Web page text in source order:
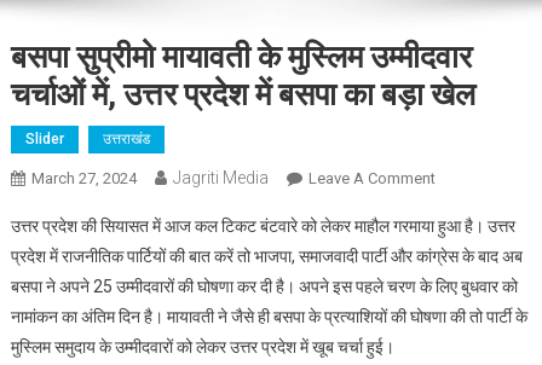
बसपा सुप्रीमो मायावती के मुस्लिम उम्मीदवार
चर्चाओं में, उत्तर प्रदेश में बसपा का बड़ा खेल
Slider उत्तराखंड
March 27, 2024 Jagriti Media Leave A CommentOn
सुप्रीमो
मायावती
के
मुस्लिम
उत्तर प्रदेश की सियासत में आज कल टिकट बंटवारे को लेकर माहौल गरमाया हुआ है। उत्तर
प्रदेश में राजनीतिक पार्टियों की बात करें तो भाजपा, समाजवादी पार्टी और कांग्रेस के बाद अब
बसपा ने अपने 25 उम्मीदवारों की घोषणा कर दी है। अपने इस पहले चरण के लिए बुधवार को
नामांकन का अंतिम दिन है। मायावती ने जैसे ही बसपा के प्रत्याशियों की घोषणा की तो पार्टी के
मुस्लिम समुदाय के उम्मीदवारों को लेकर उत्तर प्रदेश में खूब चर्चा हुई।